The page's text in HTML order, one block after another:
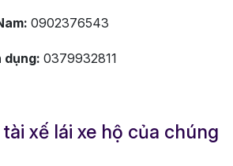
0902376543
dụng: 0379932811
xế lái xe hộ của chúng